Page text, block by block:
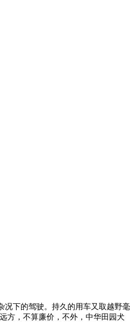
下的驾驶。持久的用车又取越野毫
方，不算廉价，不外，中华田园犬